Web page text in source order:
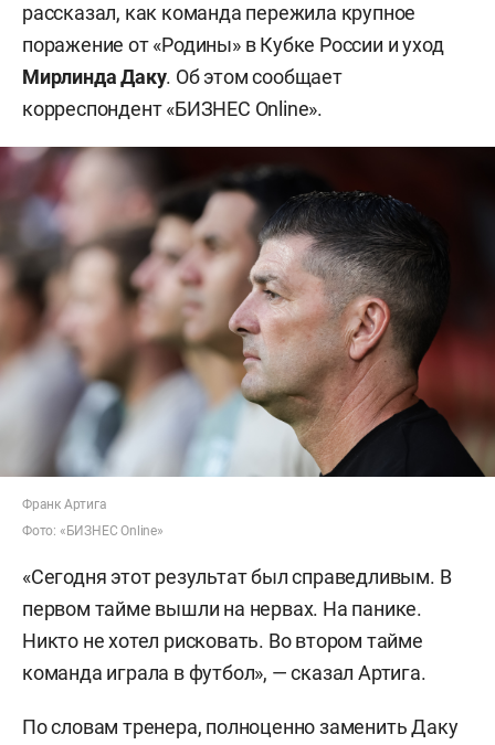
рассказал, как команда пережила крупное
поражение от «Родины» в Кубке России и уход
Мирлинда Даку. Об этом сообщает
корреспондент «БИЗНЕС Online».
Франк Артига
Фото: «БИЗНЕС Online»
«Сегодня этот результат был справедливым. В
первом тайме вышли на нервах. На панике.
Никто не хотел рисковать. Во втором тайме
команда играла в футбол», — сказал Артига.
По словам тренера, полноценно заменить Даку